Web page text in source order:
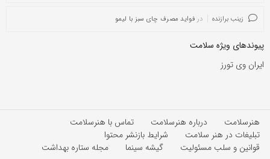
زینب برازنده در فواید مصرف چای سبز با لیمو
پیوندهای ویژه سلامت
ایران وی تورز
هنرسلامت درباره هنرسلامت
تماس با هنرسلامت
تبلیغات در هنر سلامت
شرایط بازنشر محتوا
قوانین و سلب مسئولیت
گیشه سینما مجله ستاره بهداشت